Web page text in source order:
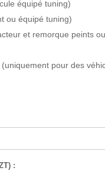
équipé tuning)
ou équipé tuning)
et remorque peints
pour des
: